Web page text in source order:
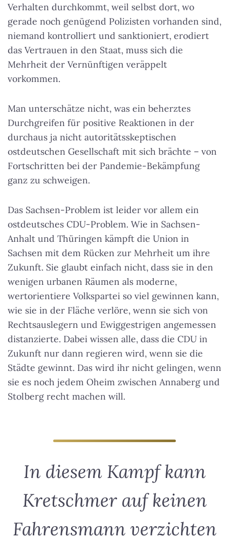
Verhalten durchkommt, weil selbst dort, wo
gerade noch genügend Polizisten vorhanden sind,
niemand kontrolliert und sanktioniert, erodiert
das Vertrauen in den Staat, muss sich die
Mehrheit der Vernünftigen veräppelt
vorkommen.
Man unterschätze nicht, was ein beherztes
Durchgreifen für positive Reaktionen in der
durchaus ja nicht autoritätsskeptischen
ostdeutschen Gesellschaft mit sich brächte – von
Fortschritten bei der Pandemie-Bekämpfung
ganz zu schweigen.
Das Sachsen-Problem ist leider vor allem ein
ostdeutsches CDU-Problem. Wie in Sachsen-
Anhalt und Thüringen kämpft die Union in
Sachsen mit dem Rücken zur Mehrheit um ihre
Zukunft. Sie glaubt einfach nicht, dass sie in den
wenigen urbanen Räumen als moderne,
wertorientiere Volkspartei so viel gewinnen kann,
wie sie in der Fläche verlöre, wenn sie sich von
Rechtsauslegern und Ewiggestrigen angemessen
distanzierte. Dabei wissen alle, dass die CDU in
Zukunft nur dann regieren wird, wenn sie die
Städte gewinnt. Das wird ihr nicht gelingen, wenn
sie es noch jedem Oheim zwischen Annaberg und
Stolberg recht machen will.
In diesem Kampf kann
Kretschmer auf keinen
Fahrensmann verzichten